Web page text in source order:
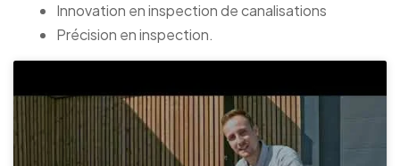
Innovation en inspection de canalisations
Précision en inspection.